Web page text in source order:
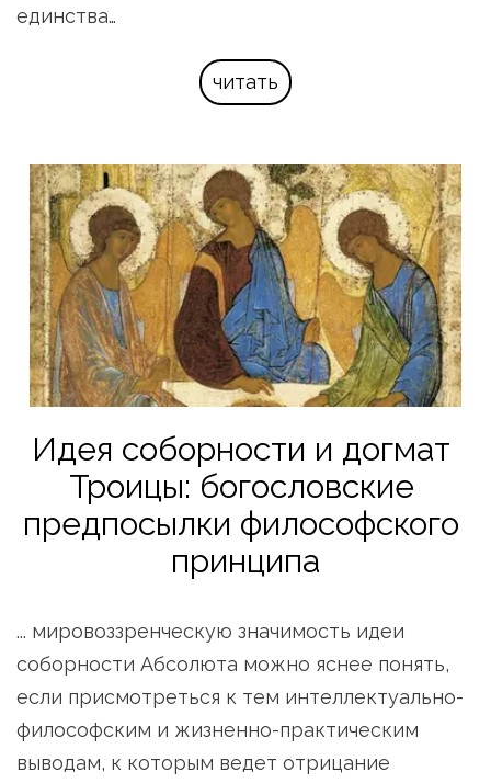
единства…
читать
Идея соборности и догмат
Троицы: богословские
предпосылки философского
принципа
... мировоззренческую значимость идеи
соборности Абсолюта можно яснее понять,
если присмотреться к тем интеллектуально-
философским и жизненно-практическим
выводам, к которым ведет отрицание